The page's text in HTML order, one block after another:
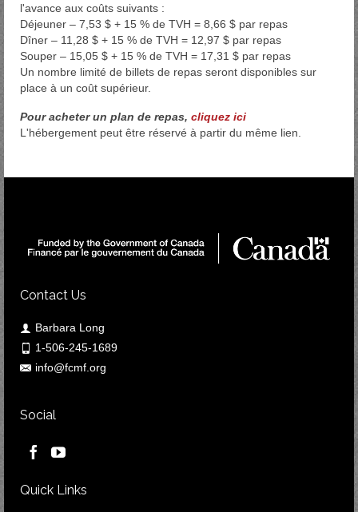
l'avance aux coûts suivants :
Déjeuner – 7,53 $ + 15 % de TVH = 8,66 $ par repas
Dîner – 11,28 $ + 15 % de TVH = 12,97 $ par repas
Souper – 15,05 $ + 15 % de TVH = 17,31 $ par repas
Un nombre limité de billets de repas seront disponibles sur
place à un coût supérieur.
Pour acheter un plan de repas, cliquez ici
L'hébergement peut être réservé à partir du même lien.
Contact Us
Barbara Long
1-506-245-1689
info@fcmf.org
Social
Quick Links